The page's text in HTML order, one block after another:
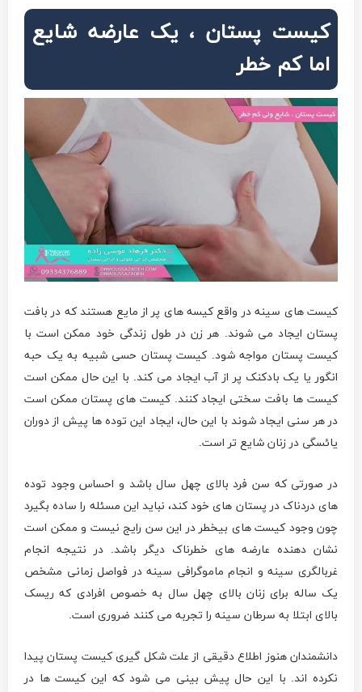
کیست پستان ، یک عارضه شایع
اما کم خطر
کیست های سینه در واقع کیسه های پر از مایع هستند که در بافت
پستان ایجاد می شوند. هر زن در طول زندگی خود ممکن است با
کیست پستان مواجه شود. کیست پستان حسی شبیه به یک حبه
انگور یا یک بادکنک پر از آب ایجاد می کند. با این حال ممکن است
کیست ها بافت سختی ایجاد کنند. کیست های پستان ممکن است
در هر سنی ایجاد شوند با این حال، ایجاد این توده ها پیش از دوران
یائسگی در زنان شایع تر است.
در صورتی که سن فرد بالای چهل سال باشد و احساس وجود توده
های دردناک در پستان های خود کند، نباید این مسئله را ساده بگیرد
چون وجود کیست های بیخطر در این سن رایج نیست و ممکن است
نشان دهنده عارضه های خطرناک دیگر باشد. در نتیجه انجام
غربالگری سینه و انجام ماموگرافی سینه در فواصل زمانی مشخص
یک ساله برای زنان بالای چهل سال به خصوص افرادی که ریسک
بالای ابتلا به سرطان سینه را تجربه می کنند ضروری است.
دانشمندان هنوز اطلاع دقیقی از علت شکل گیری کیست پستان پیدا
نکرده اند. با این حال پیش بینی می شود که این کیست ها در